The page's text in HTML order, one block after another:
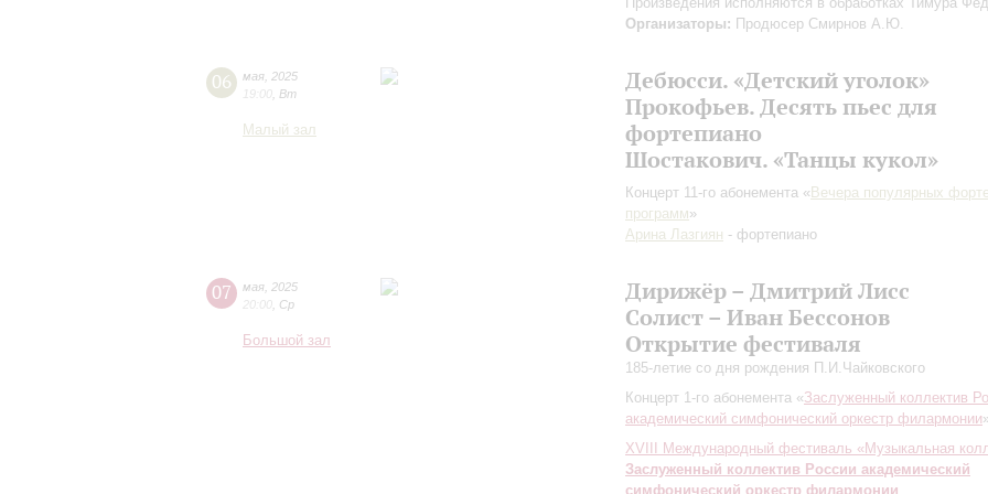
Организаторы: Продюсер Смирнов А.Ю.
06 мая 2025
19:00 Вт
Малый зал
Дебюсси. «Детский уголок»
Прокофьев. Десять пьес для
фортепиано
Шостакович. «Танцы кукол»
Концерт 11-го абонемента « Вечера популярных
программ»
Арина Лазгиян - фортепиано
07 мая 2025
20:00 Ср
Большой зал
Дирижёр – Дмитрий Лисс
Солист – Иван Бессонов
Открытие фестиваля
185-летие со дня рождения П.И.Чайковского
Концерт 1-го абонемента «Заслуженный коллектив
академический симфонический оркестр филармонии
XVIII Международный фестиваль «Музыкальная
Заслуженный коллектив России академический
симфонический оркестр филармонии